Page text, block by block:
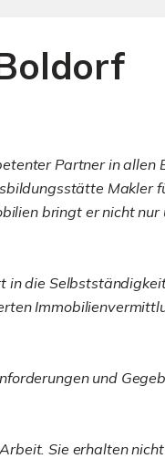
Partner in allen
Makler
bringt er nicht nur
in die
und
Sie erhalten